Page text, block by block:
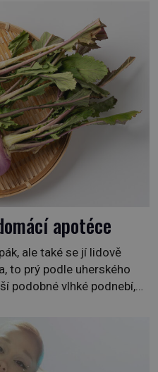
bylo postaveno v
apotéce
ale také se jí lidově
to prý podle uherského
podobné vlhké podnebí,
jsou bílé, nahoře někdy